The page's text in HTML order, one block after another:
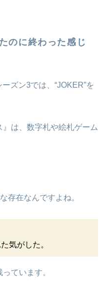
のに終わった感じ
ズン3では、“JOKER”を
は、数字札や絵札ゲーム
存在なんですよね。
気がした。
ています。